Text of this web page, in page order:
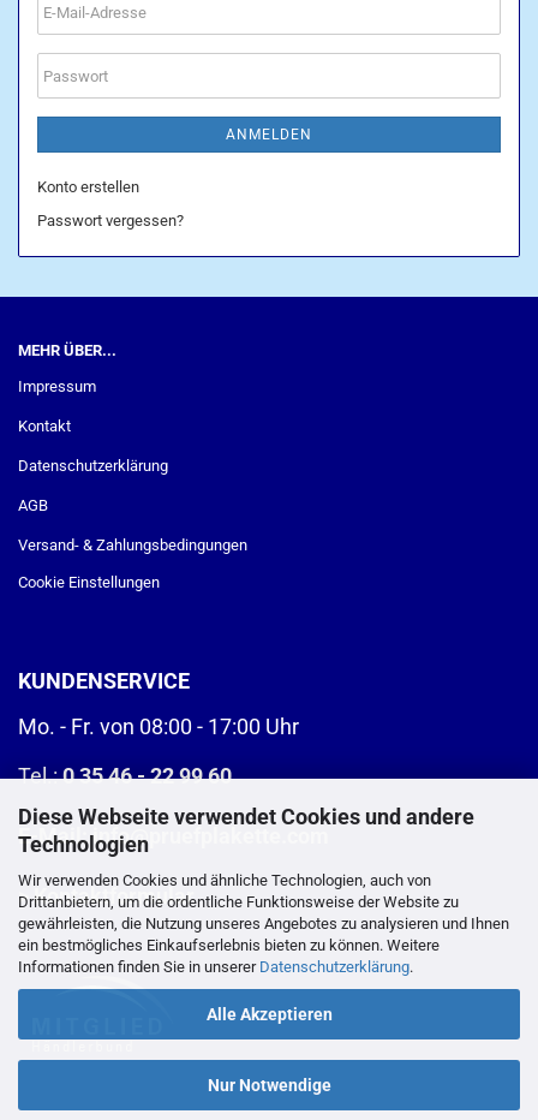
Diese Webseite verwendet Cookies und andere
Technologien
Wir verwenden Cookies und ähnliche Technologien, auch von
Drittanbietern, um die ordentliche Funktionsweise der Website zu
gewährleisten, die Nutzung unseres Angebotes zu analysieren und Ihnen
ein bestmögliches Einkaufserlebnis bieten zu können. Weitere
Informationen finden Sie in unserer Datenschutzerklärung.
Alle Akzeptieren
Nur Notwendige
E-
Mail-
Adresse
Passwort
ANMELDEN
Konto erstellen
Passwort vergessen?
MEHR ÜBER...
Impressum
Kontakt
Datenschutzerklärung
AGB
Versand- & Zahlungsbedingungen
Cookie Einstellungen
KUNDENSERVICE
Mo. - Fr. von 08:00 - 17:00 Uhr
Tel.:0 35 46 - 22 99 60
E-Mail:info@pruefplakette.com
>Kontaktformular